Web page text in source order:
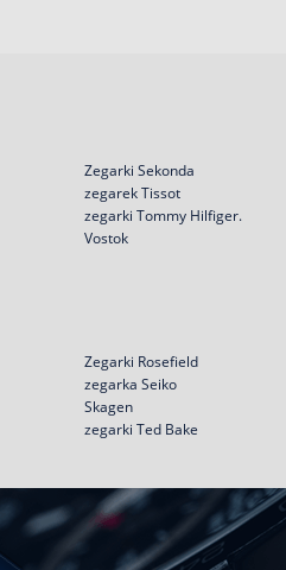
Zegarki Sekonda
zegarek Tissot
zegarki Tommy Hilfiger.
Vostok
Zegarki Rosefield
zegarka Seiko
Skagen
zegarki Ted Bake